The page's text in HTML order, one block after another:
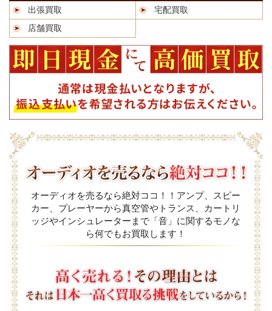
出張買取
宅配買取
店舗買取
オーディオを売るなら絶対ココ！！アンプ、スピー
カー、プレーヤーから真空管やトランス、カートリ
ッジやインシュレーターまで「音」に関するモノな
ら何でもお買取します！